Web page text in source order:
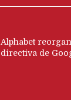
Alphabet
directiva de